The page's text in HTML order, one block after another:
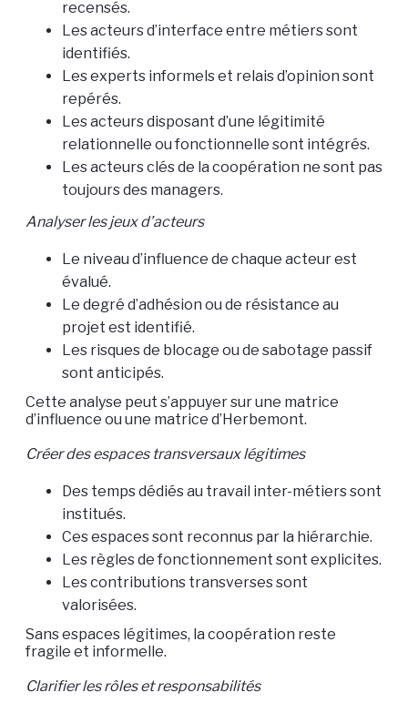
recensés.
Les acteurs d’interface entre métiers sont
identifiés.
Les experts informels et relais d’opinion sont
repérés.
Les acteurs disposant d’une légitimité
relationnelle ou fonctionnelle sont intégrés.
Les acteurs clés de la coopération ne sont pas
toujours des managers.
Analyser les jeux d’acteurs
Le niveau d’influence de chaque acteur est
évalué.
Le degré d’adhésion ou de résistance au
projet est identifié.
Les risques de blocage ou de sabotage passif
sont anticipés.
Cette analyse peut s’appuyer sur une matrice
d’influence ou une matrice d’Herbemont.
Créer des espaces transversaux légitimes
Des temps dédiés au travail inter-métiers sont
institués.
Ces espaces sont reconnus par la hiérarchie.
Les règles de fonctionnement sont explicites.
Les contributions transverses sont
valorisées.
Sans espaces légitimes, la coopération reste
fragile et informelle.
Clarifier les rôles et responsabilités